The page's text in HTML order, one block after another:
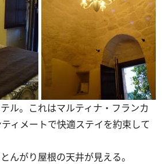
ル。これはマルティナ・フランカ
ィメートで快適ステイを約束して
んがり屋根の天井が見える。